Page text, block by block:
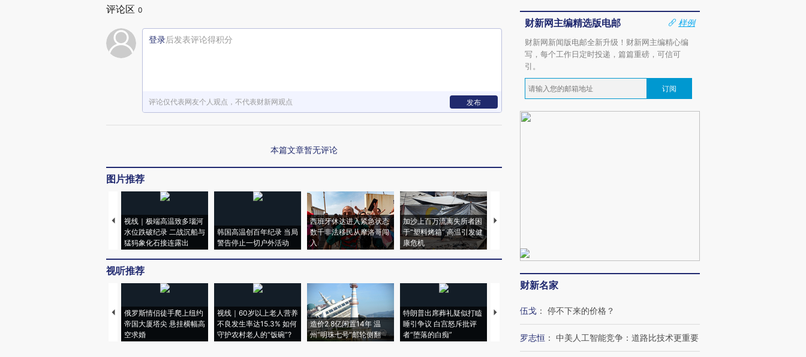
评论区 0
登录后发表评论得积分
评论仅代表网友个人观点，不代表财新网观点 发布
本篇文章暂无评论
图片推荐
视线｜极端高温致多瑙河
水位跌破纪录 二战沉船与
猛犸象化石接连露出
韩国高温创百年纪录 当局
警告停止一切户外活动
西班牙休达进入紧急状态
数千非法移民从摩洛哥闯
入
加沙上百万流离失所者困
于“塑料烤箱” 高温引发健
康危机
视线｜HYROX的吸金
视听推荐
俄罗斯情侣徒手爬上纽约
帝国大厦塔尖 悬挂横幅高
空求婚
视线｜60岁以上老人营养
不良发生率达15.3% 如何
守护农村老人的“饭碗”?
造价2.8亿闲置14年 温
州“明珠七号”邮轮侧翻
特朗普出席葬礼疑似打瞌
睡引争议 白宫怒斥批评
者“堕落的白痴”
视线｜全球最热百城独占
97个 印度如何熬过48°C
38岁梅西上演帽子戏法
阿根廷3-0阿尔及利亚
围棋失利的邓煜 两位菲尔
兹奖得主的“非天才”拼图
财新网主编精选版电邮
样例
财新网新闻版电邮全新升级！财新网主编精心编
写，每个工作日定时投递，篇篇重磅，可信可
引。
订阅
财新名家
伍戈 ： 停不下来的价格？
罗志恒 ： 中美人工智能竞争：道路比技术更重要